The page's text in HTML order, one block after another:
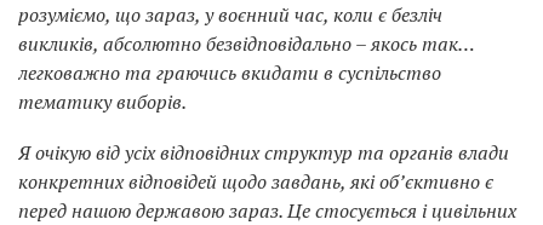
розуміємо, що зараз, у воєнний час, коли є безліч
викликів, абсолютно безвідповідально – якось так…
легковажно та граючись вкидати в суспільство
тематику виборів.
Я очікую від усіх відповідних структур та органів влади
конкретних відповідей щодо завдань, які обʼєктивно є
перед нашою державою зараз. Це стосується і цивільних